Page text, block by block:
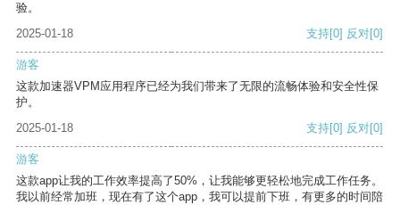
验。
2025-01-18
支持[0] 反对[0]
游客
这款加速器VPM应用程序已经为我们带来了无限的流畅体验和安全性保
护。
2025-01-18
支持[0] 反对[0]
游客
这款app让我的工作效率提高了50%，让我能够更轻松地完成工作任务。
我以前经常加班，现在有了这个app，我可以提前下班，有更多的时间陪